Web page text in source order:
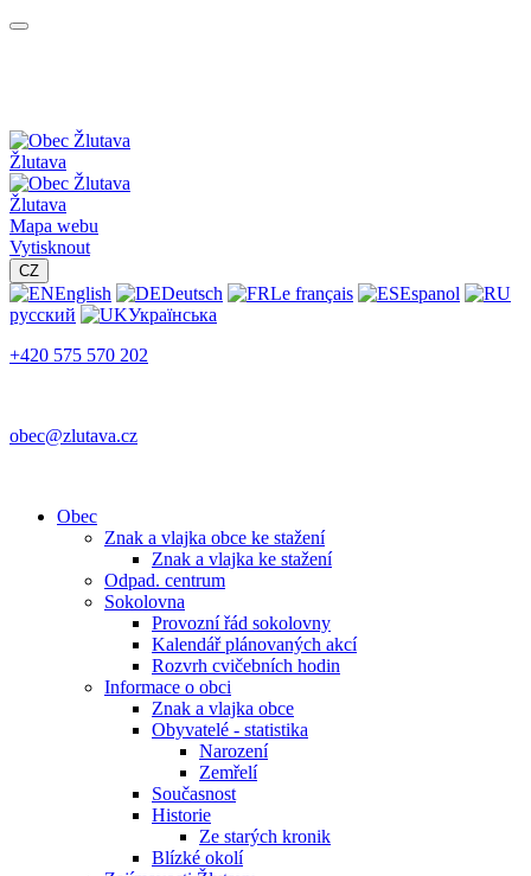
Žlutava
Žlutava
Mapa webu
Vytisknout
CZ
English Deutsch Le français
Espanol
русский
Українська
+420 575 570 202
obec@zlutava.cz
Obec
Znak a vlajka obce ke stažení
Znak a vlajka ke stažení
Odpad. centrum
Sokolovna
Provozní řád sokolovny
Kalendář plánovaných akcí
Rozvrh cvičebních hodin
Informace o obci
Znak a vlajka obce
Obyvatelé - statistika
Narození
Zemřelí
Současnost
Historie
Ze starých kronik
Blízké okolí